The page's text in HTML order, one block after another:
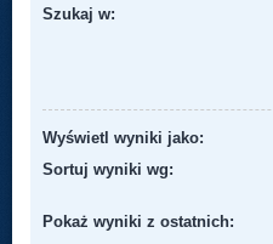
Szukaj w:
Wyświetl wyniki jako:
Sortuj wyniki wg:
Pokaż wyniki z ostatnich: